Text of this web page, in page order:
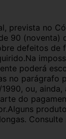
prevista no
90 (noventa)
defeitos de
poderá
no parágrafo
ou,
do